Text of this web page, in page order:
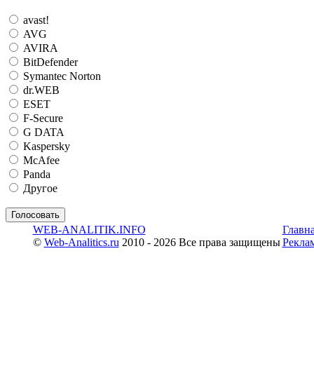
avast!
AVG
AVIRA
BitDefender
Symantec Norton
dr.WEB
ESET
F-Secure
G DATA
Kaspersky
McAfee
Panda
Другое
WEB-ANALITIK.INFO
© Web-Analitics.ru 2010 - 2026 Все права защищены